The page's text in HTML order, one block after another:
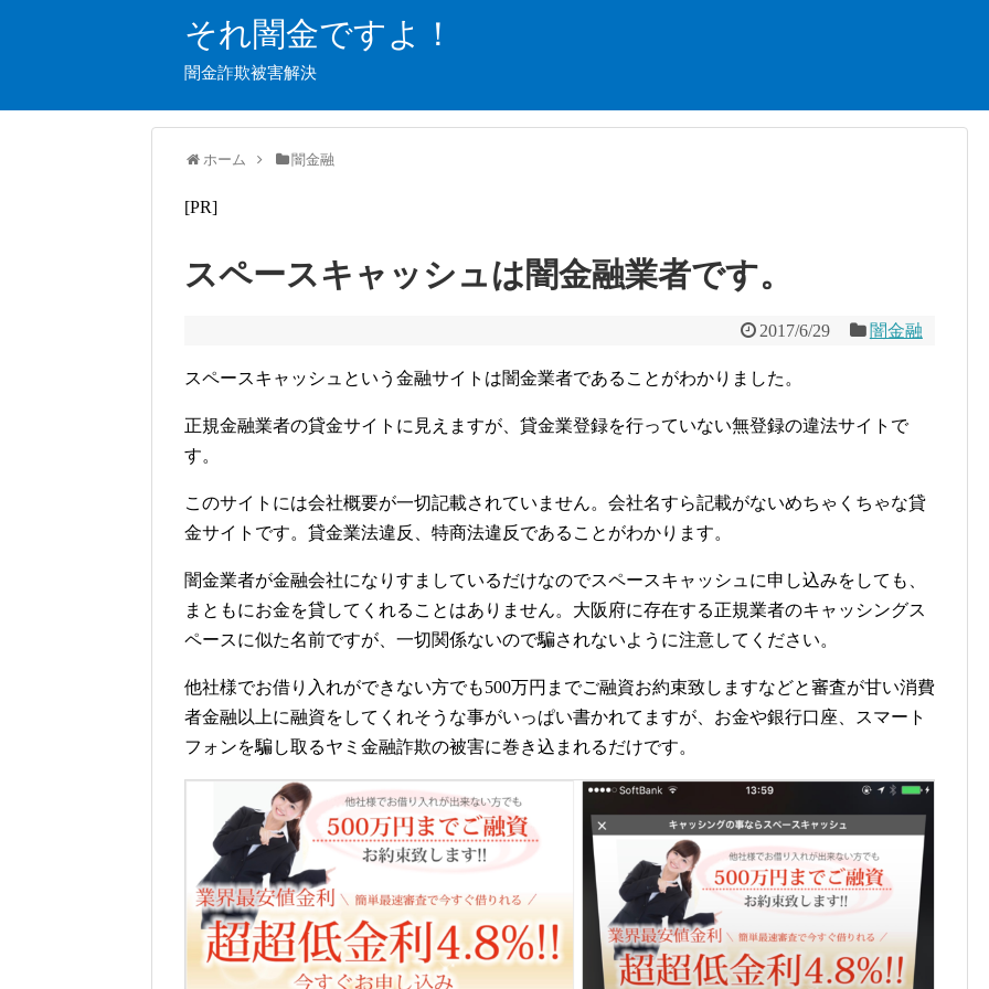
それ闇金ですよ！
闇金詐欺被害解決
ホーム 闇金融
[PR]
スペースキャッシュは闇金融業者です。
2017/6/29 闇金融
スペースキャッシュという金融サイトは闇金業者であることがわかりました。
正規金融業者の貸金サイトに見えますが、貸金業登録を行っていない無登録の違法サイトで
す。
このサイトには会社概要が一切記載されていません。会社名すら記載がないめちゃくちゃな貸
金サイトです。貸金業法違反、特商法違反であることがわかります。
闇金業者が金融会社になりすましているだけなのでスペースキャッシュに申し込みをしても、
まともにお金を貸してくれることはありません。大阪府に存在する正規業者のキャッシングス
ペースに似た名前ですが、一切関係ないので騙されないように注意してください。
他社様でお借り入れができない方でも500万円までご融資お約束致しますなどと審査が甘い消費
者金融以上に融資をしてくれそうな事がいっぱい書かれてますが、お金や銀行口座、スマート
フォンを騙し取るヤミ金融詐欺の被害に巻き込まれるだけです。